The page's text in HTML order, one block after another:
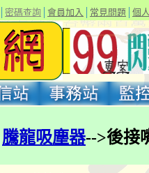
密碼查詢 會員加入 常見問題 個
騰龍吸塵器-->後接